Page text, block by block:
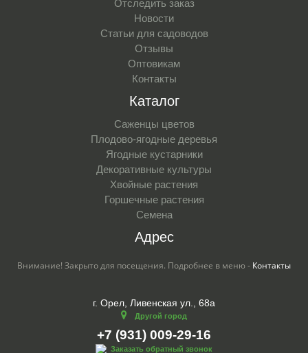
Отследить заказ
Новости
Статьи для садоводов
Отзывы
Оптовикам
Контакты
Каталог
Саженцы цветов
Плодово-ягодные деревья
Ягодные кустарники
Декоративные культуры
Хвойные растения
Горшечные растения
Семена
Адрес
Внимание! Закрыто для посещения. Подробнее в меню - Контакты
г. Орел, Ливенская ул., 68а
Другой город
+7 (931) 009-29-16
Заказать обратный звонок